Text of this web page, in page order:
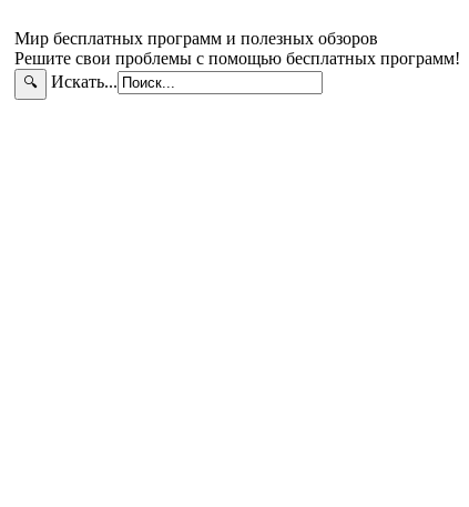
Мир бесплатных программ и полезных обзоров
Решите свои проблемы с помощью бесплатных программ!
🔍 Искать...